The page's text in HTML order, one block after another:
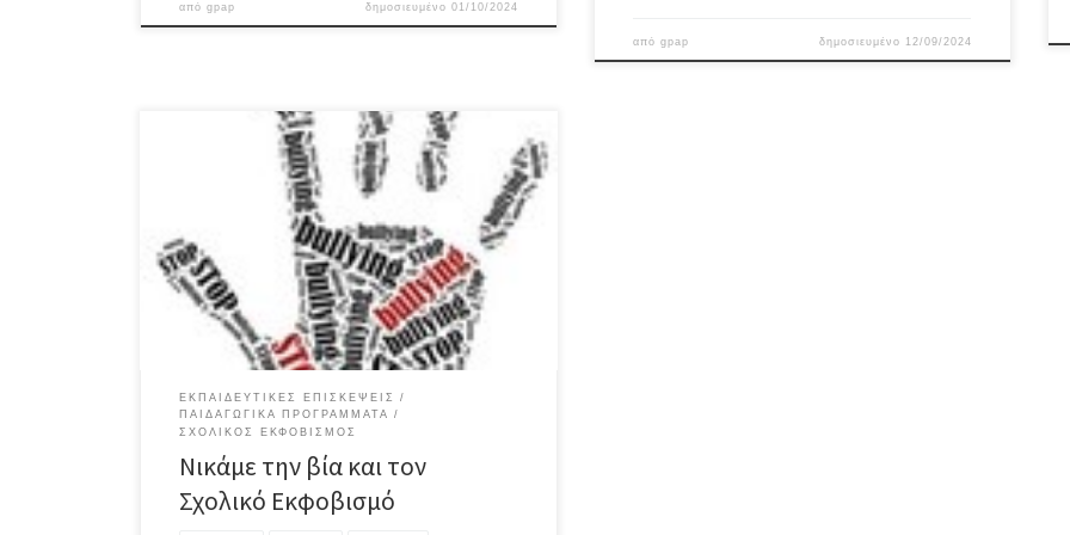
απόgpap δημοσιευμένο 01/10/2024
απόgpap δημοσιευμένο 12/09/2024
Στις 22/2/2024 τα τμήματα Γ1 και Γ4 του 2ου
Γυμνασίου Καισαριανής με τους συνοδούς καθηγητές
επισκέφθηκαν τον κινηματογράφο Αθήναιον για να
παρακολουθήσουν την διαδραστική ταινία «Νικάμε τη
βία και το σχολικό εκφοβισμό».Οι μαθητές- θεατές με
ειδικά γυαλιά 3D και τα τηλεχειριστήριά τους
συμμετείχαν διαδραστικά και τους δόθηκε η
δυνατότητα να […]
ΕΚΠΑΙΔΕΥΤΙΚΈΣ ΕΠΙΣΚΈΨΕΙΣ
ΠΑΙΔΑΓΩΓΙΚΆ ΠΡΟΓΡΆΜΜΑΤΑ
ΣΧΟΛΙΚΌΣ ΕΚΦΟΒΙΣΜΌΣ
Νικάμε την βία και τον
Σχολικό Εκφοβισμό